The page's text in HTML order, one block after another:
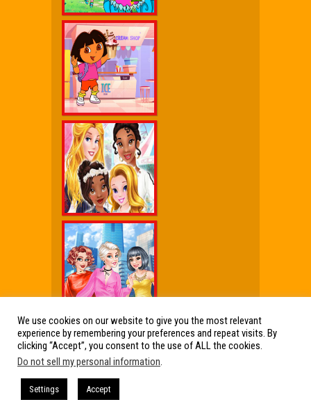
Wx Cheat Games|Click Jogos Pro|Humor wx
Friv Online Jogos Grátis
de Friv reunidos em um só lugar. Jogos Friv
We use cookies on our website to give you the most relevant
experience by remembering your preferences and repeat visits. By
clicking “Accept”, you consent to the use of ALL the cookies.
Do not sell my personal information.
Settings Accept